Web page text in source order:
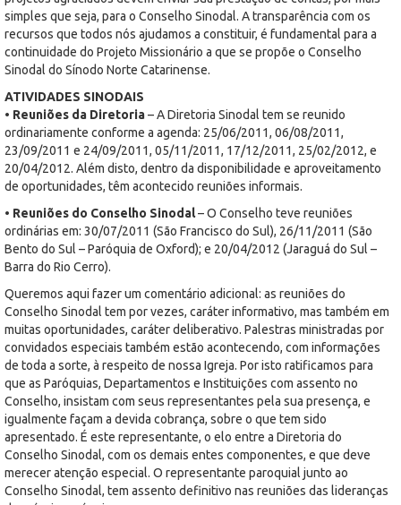
simples que seja, para o Conselho Sinodal. A transparência com os
recursos que todos nós ajudamos a constituir, é fundamental para a
continuidade do Projeto Missionário a que se propõe o Conselho
Sinodal do Sínodo Norte Catarinense.
ATIVIDADES SINODAIS
• Reuniões da Diretoria– A Diretoria Sinodal tem se reunido
ordinariamente conforme a agenda: 25/06/2011, 06/08/2011,
23/09/2011 e 24/09/2011, 05/11/2011, 17/12/2011, 25/02/2012, e
20/04/2012. Além disto, dentro da disponibilidade e aproveitamento
de oportunidades, têm acontecido reuniões informais.
• Reuniões do Conselho Sinodal– O Conselho teve reuniões
ordinárias em: 30/07/2011 (São Francisco do Sul), 26/11/2011 (São
Bento do Sul – Paróquia de Oxford); e 20/04/2012 (Jaraguá do Sul –
Barra do Rio Cerro).
Queremos aqui fazer um comentário adicional: as reuniões do
Conselho Sinodal tem por vezes, caráter informativo, mas também em
muitas oportunidades, caráter deliberativo. Palestras ministradas por
convidados especiais também estão acontecendo, com informações
de toda a sorte, à respeito de nossa Igreja. Por isto ratificamos para
que as Paróquias, Departamentos e Instituições com assento no
Conselho, insistam com seus representantes pela sua presença, e
igualmente façam a devida cobrança, sobre o que tem sido
apresentado. É este representante, o elo entre a Diretoria do
Conselho Sinodal, com os demais entes componentes, e que deve
merecer atenção especial. O representante paroquial junto ao
Conselho Sinodal, tem assento definitivo nas reuniões das lideranças